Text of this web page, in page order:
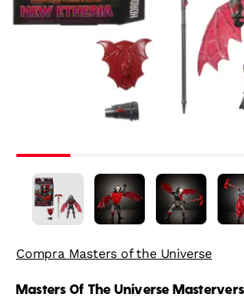
Compra Masters of the Universe
Masters Of The Universe